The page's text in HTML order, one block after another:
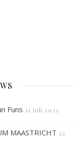
Funs 21 juli 2022
MAASTRICHT 22